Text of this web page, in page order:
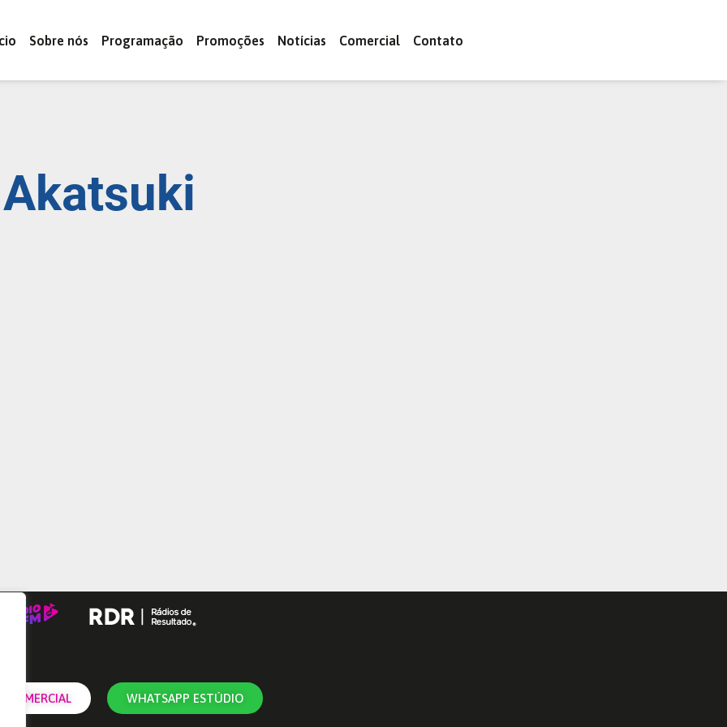
Sobre nós Programação Promoções Notícias Comercial Contato
Akatsuki
COMERCIAL WHATSAPP ESTÚDIO